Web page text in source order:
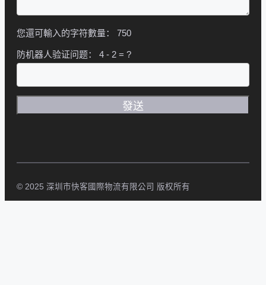
您還可輸入的字符數量： 750
防机器人验证问题： 4 - 2 = ?
© 2025 深圳市快客國際物流有限公司 版权所有